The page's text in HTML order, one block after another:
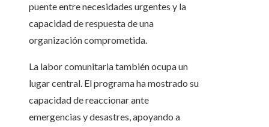
puente entre necesidades urgentes y la
capacidad de respuesta de una
organización comprometida.
La labor comunitaria también ocupa un
lugar central. El programa ha mostrado su
capacidad de reaccionar ante
emergencias y desastres, apoyando a